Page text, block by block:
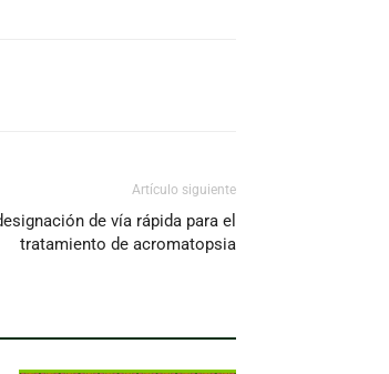
Artículo siguiente
de vía rápida para el
tratamiento de acromatopsia